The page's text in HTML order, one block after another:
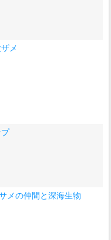
メ
メの仲間と深海生物